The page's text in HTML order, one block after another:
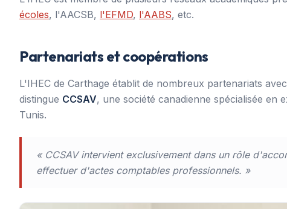
écoles, l'AACSB, l'EFMD, l'AABS, etc.
Partenariats et coopérations
L'IHEC de Carthage établit de nombreux partenariats
distingue CCSAV, une société canadienne spécialisée en
Tunis.
« CCSAV intervient exclusivement dans un rôle
effectuer d'actes comptables professionnels. »